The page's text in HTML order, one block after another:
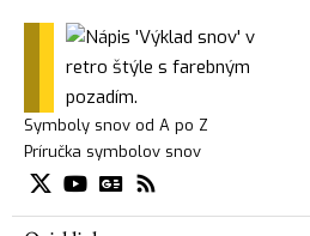
Symboly snov od A po Z
Príručka symbolov snov